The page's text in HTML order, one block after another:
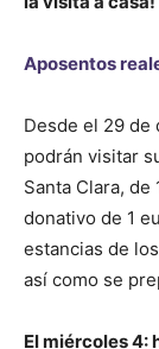
Aposentos
Desde el 29 de
podrán visitar
Santa Clara, de
donativo de 1
estancias de
así como se
El miércoles 4: